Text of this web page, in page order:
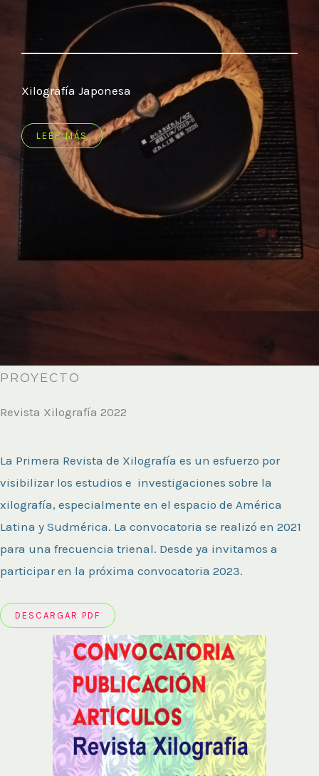
Xilografía Japonesa
LEER MÁS
PROYECTO
Revista Xilografía 2022
La Primera Revista de Xilografía es un esfuerzo por
visibilizar los estudios e investigaciones sobre la
xilografía, especialmente en el espacio de América
Latina y Sudmérica. La convocatoria se realizó en 2021
para una frecuencia trienal. Desde ya invitamos a
participar en la próxima convocatoria 2023.
DESCARGAR PDF